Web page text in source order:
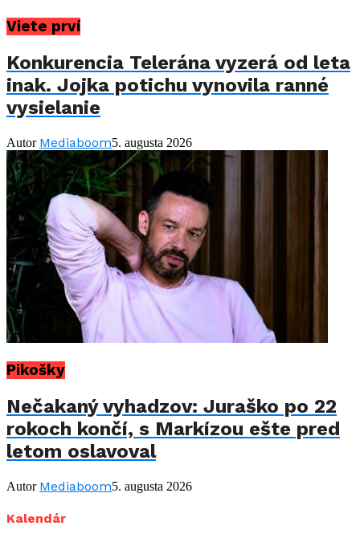
Viete prví
Konkurencia Telerána vyzerá od leta
inak. Jojka potichu vynovila ranné
vysielanie
Autor Mediaboom5. augusta 2026
Pikošky
Nečakaný vyhadzov: Juraško po 22
rokoch končí, s Markízou ešte pred
letom oslavoval
Autor Mediaboom5. augusta 2026
Kalendár